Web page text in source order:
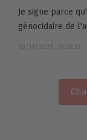
Je signe parce
génocidaire de
10/11/2023, 18:56:33